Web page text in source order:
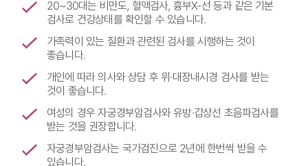
20~30대는 비만도, 혈액검사, 흉부X-선 등과 같은 기본
검사로 건강상태를 확인할 수 있습니다.
가족력이 있는 질환과 관련된 검사를 시행하는 것이
좋습니다.
개인에 따라 의사와 상담 후 위·대장내시경 검사를 받는
것이 좋습니다.
여성의 경우 자궁경부암검사와 유방·갑상선 초음파검사를
받는 것을 권장합니다.
자궁경부암검사는 국가검진으로 2년에 한번씩 받을 수
있습니다.